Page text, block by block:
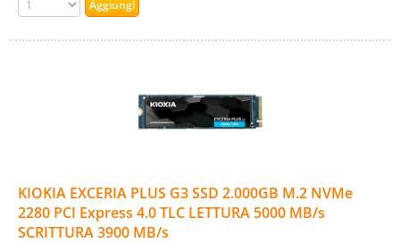
KIOKIA EXCERIA PLUS G3 SSD 2.000GB M.2 NVMe
2280 PCI Express 4.0 TLC LETTURA 5000 MB/s
SCRITTURA 3900 MB/s